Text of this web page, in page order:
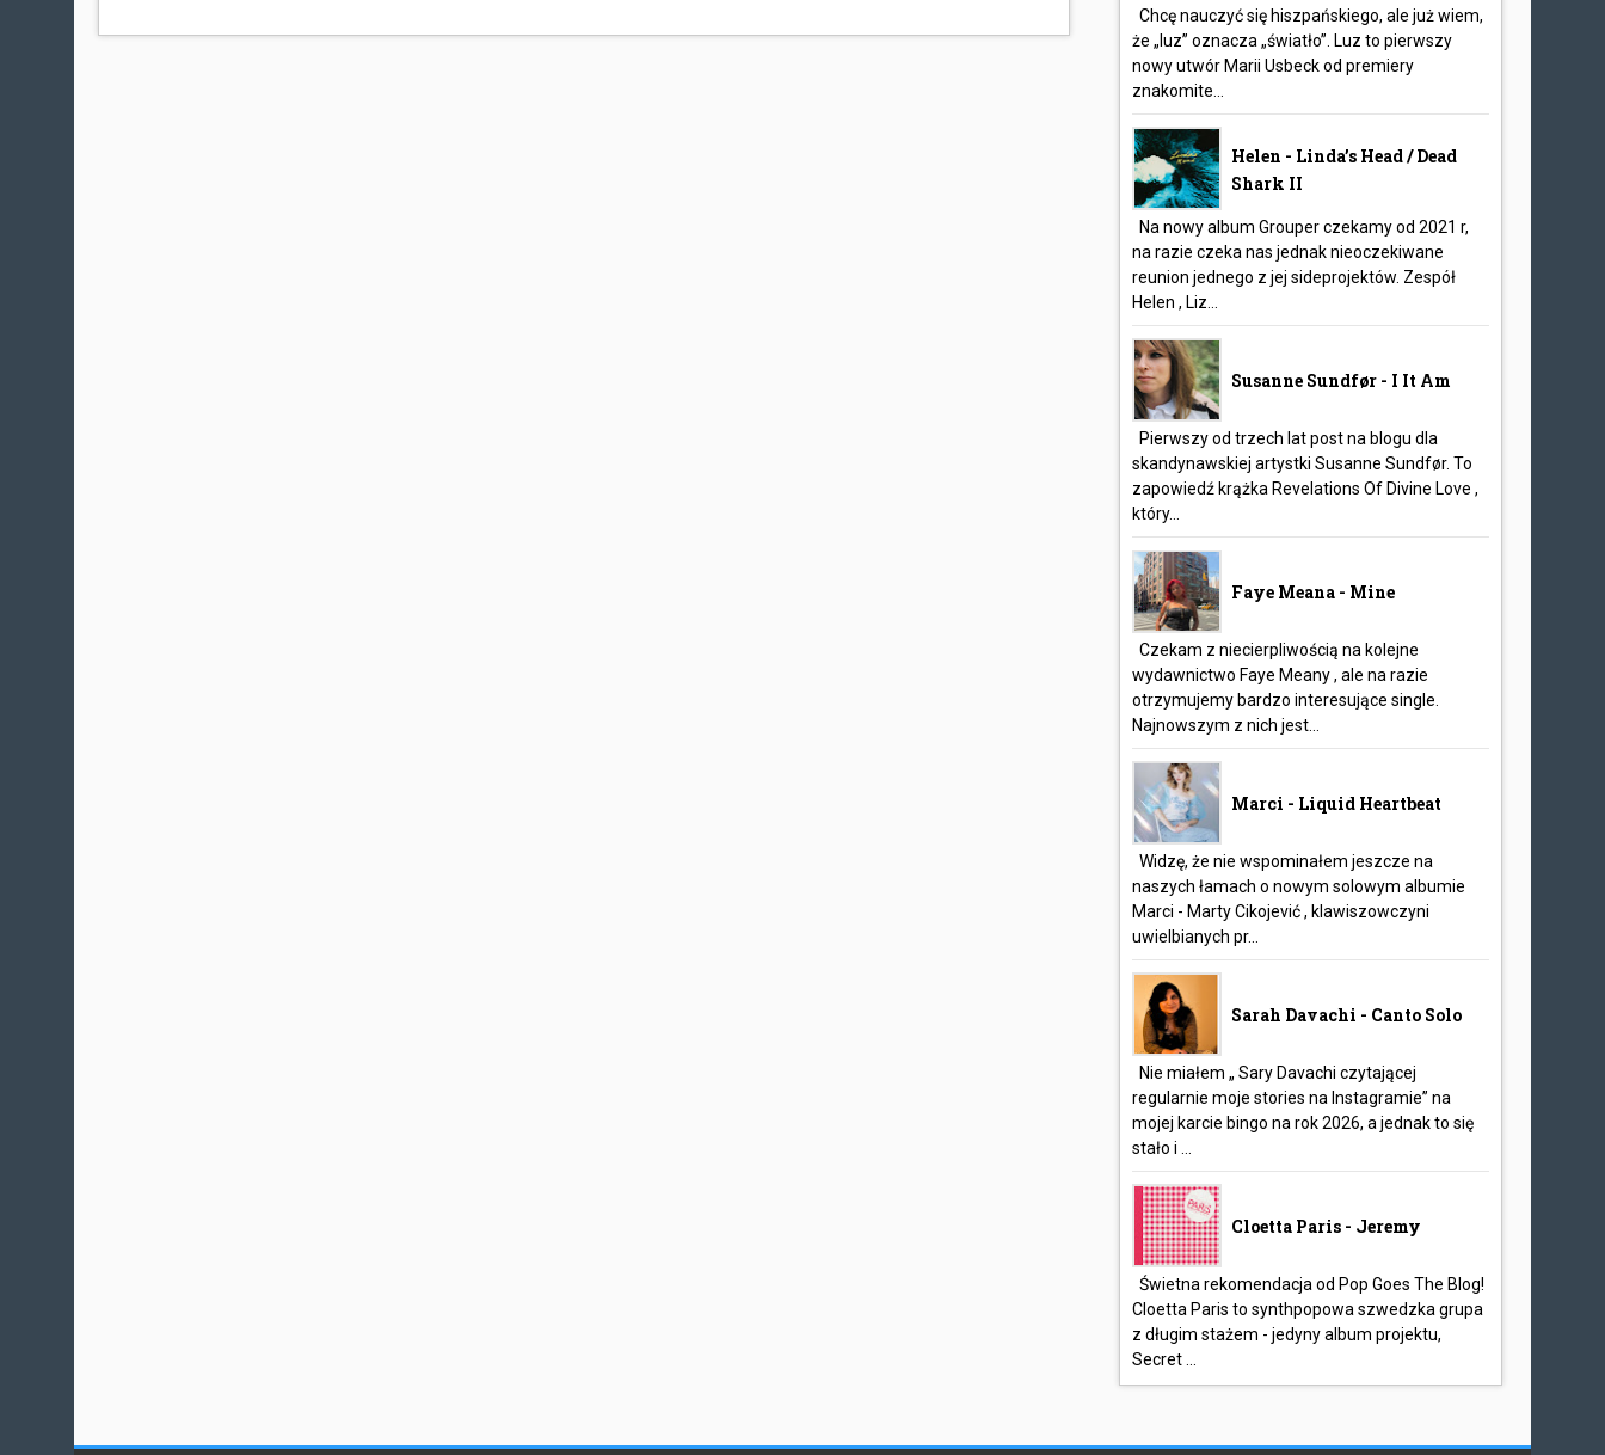
Chcę nauczyć się hiszpańskiego, ale już wiem,
że „luz” oznacza „światło”. Luz to pierwszy
nowy utwór Marii Usbeck od premiery
znakomite...
Helen - Linda’s Head / Dead
Shark II
Na nowy album Grouper czekamy od 2021 r,
na razie czeka nas jednak nieoczekiwane
reunion jednego z jej sideprojektów. Zespół
Helen , Liz...
Susanne Sundfør - I It Am
Pierwszy od trzech lat post na blogu dla
skandynawskiej artystki Susanne Sundfør. To
zapowiedź krążka Revelations Of Divine Love ,
który...
Faye Meana - Mine
Czekam z niecierpliwością na kolejne
wydawnictwo Faye Meany , ale na razie
otrzymujemy bardzo interesujące single.
Najnowszym z nich jest...
Marci - Liquid Heartbeat
Widzę, że nie wspominałem jeszcze na
naszych łamach o nowym solowym albumie
Marci - Marty Cikojević , klawiszowczyni
uwielbianych pr...
Sarah Davachi - Canto Solo
Nie miałem „ Sary Davachi czytającej
regularnie moje stories na Instagramie” na
mojej karcie bingo na rok 2026, a jednak to się
stało i ...
Cloetta Paris - Jeremy
Świetna rekomendacja od Pop Goes The Blog!
Cloetta Paris to synthpopowa szwedzka grupa
z długim stażem - jedyny album projektu,
Secret ...